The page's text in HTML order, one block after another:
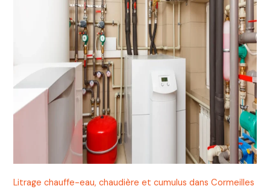
Litrage chauffe-eau, chaudière et cumulus dans Cormeilles